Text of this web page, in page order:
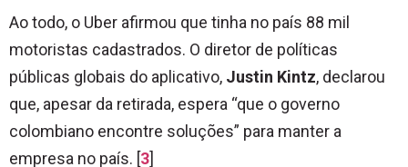
Ao todo, o Uber afirmou que tinha no país 88 mil
motoristas cadastrados. O diretor de políticas
públicas globais do aplicativo, Justin Kintz, declarou
que, apesar da retirada, espera “que o governo
colombiano encontre soluções” para manter a
empresa no país. [3]